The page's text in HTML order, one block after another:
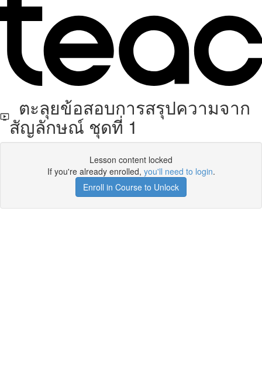
ตะลุยข้อสอบการสรุปความจาก
สัญลักษณ์ ชุดที่ 1
Lesson content locked
If you're already enrolled, you'll need to login.
Enroll in Course to Unlock